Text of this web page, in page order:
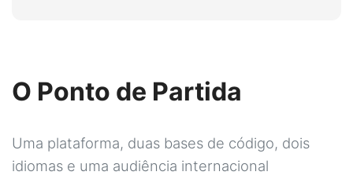
O Ponto de Partida
Uma plataforma, duas bases de código, dois
idiomas e uma audiência internacional